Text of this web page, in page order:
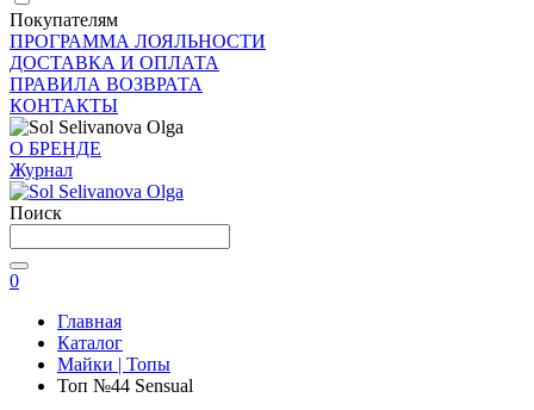
Покупателям
ПРОГРАММА ЛОЯЛЬНОСТИ
ДОСТАВКА И ОПЛАТА
ПРАВИЛА ВОЗВРАТА
КОНТАКТЫ
О БРЕНДЕ
Журнал
Поиск
0
Главная
Каталог
Майки | Топы
Топ №44 Sensual